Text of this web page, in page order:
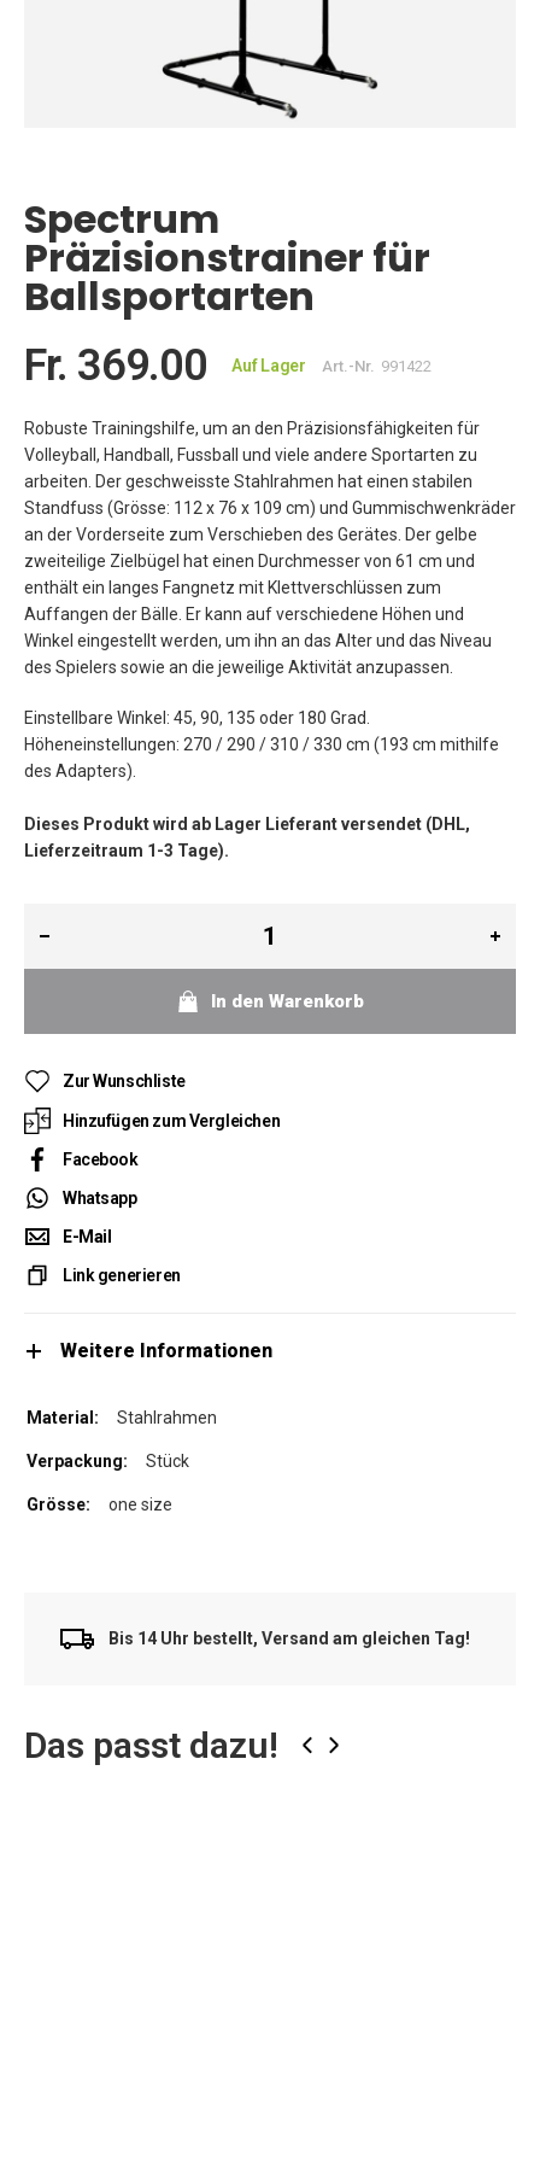
Bildgalerie
springen
Spectrum
Präzisionstrainer für
Ballsportarten
Fr. 369.00 Auf Lager Art.-Nr. 991422
Robuste Trainingshilfe, um an den Präzisionsfähigkeiten für
Volleyball, Handball, Fussball und viele andere Sportarten zu
arbeiten. Der geschweisste Stahlrahmen hat einen stabilen
Standfuss (Grösse: 112 x 76 x 109 cm) und Gummischwenkräder
an der Vorderseite zum Verschieben des Gerätes. Der gelbe
zweiteilige Zielbügel hat einen Durchmesser von 61 cm und
enthält ein langes Fangnetz mit Klettverschlüssen zum
Auffangen der Bälle. Er kann auf verschiedene Höhen und
Winkel eingestellt werden, um ihn an das Alter und das Niveau
des Spielers sowie an die jeweilige Aktivität anzupassen.
Einstellbare Winkel: 45, 90, 135 oder 180 Grad.
Höheneinstellungen: 270 / 290 / 310 / 330 cm (193 cm mithilfe
des Adapters).
Dieses Produkt wird ab Lager Lieferant versendet (DHL,
Lieferzeitraum 1-3 Tage).
In den Warenkorb
Zur Wunschliste
Hinzufügen zum Vergleichen
Facebook
Whatsapp
E-Mail
Link generieren
Weitere Informationen
Stahlrahmen
Stück
one size
Bis 14 Uhr bestellt, Versand am gleichen Tag!
Das passt dazu! ‹ ›